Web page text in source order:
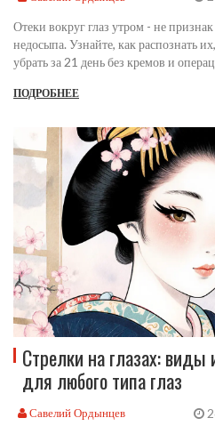
Отеки вокруг глаз утром - не признак
недосыпа. Узнайте, как распознать
убрать за 21 день без кремов и
ПОДРОБНЕЕ
Стрелки на глазах: виды
для любого типа глаз
Савелий Ордынцев